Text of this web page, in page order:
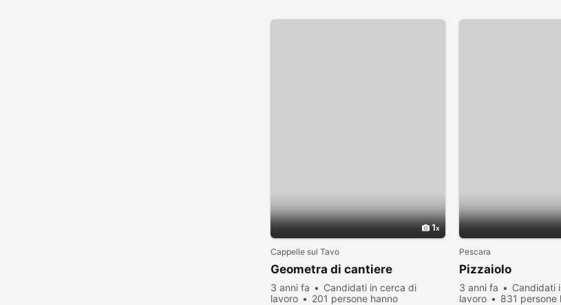
1
Cappelle sul Tavo
Geometra di cantiere
3 anni fa
Candidati in cerca di
lavoro
201 persone hanno
Pescara
Pizzaiolo
3 anni fa
Candidati
lavoro
831 persone